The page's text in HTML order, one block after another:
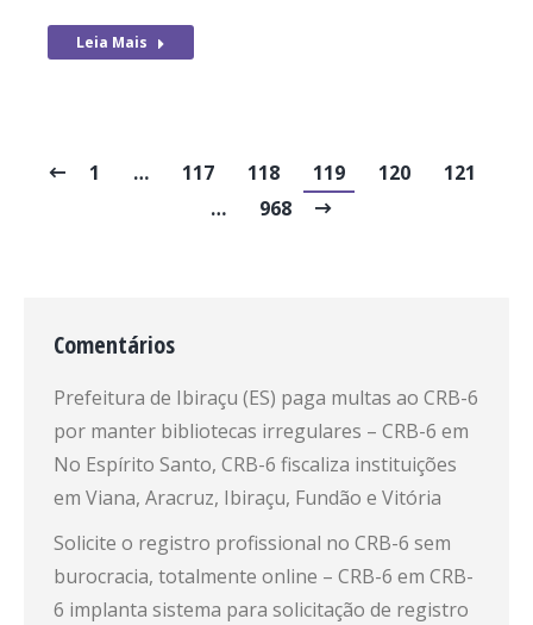
Leia Mais
1 … 117 118 119 120
121
…
968
Comentários
Prefeitura de Ibiraçu (ES) paga multas ao CRB-6
por manter bibliotecas irregulares – CRB-6 em
No Espírito Santo, CRB-6 fiscaliza instituições
em Viana, Aracruz, Ibiraçu, Fundão e Vitória
Solicite o registro profissional no CRB-6 sem
burocracia, totalmente online – CRB-6 em CRB-
6 implanta sistema para solicitação de registro